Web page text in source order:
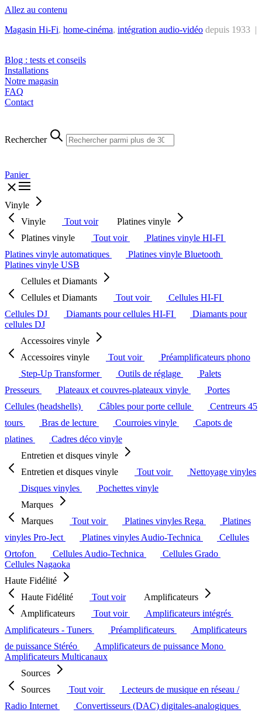
Allez au contenu
Magasin Hi-Fi, home-cinéma, intégration audio-vidéo depuis 1933 |
Blog : tests et conseils
Installations
Notre magasin
FAQ
Contact
Rechercher
Panier
Vinyle
Vinyle
Tout voir
Platines vinyle
Platines vinyle
Tout voir
Platines vinyle HI-FI
Platines vinyle automatiques
Platines vinyle Bluetooth
Platines vinyle USB
Cellules et Diamants
Cellules et Diamants
Tout voir
Cellules HI-FI
Cellules DJ
Diamants pour cellules HI-FI
Diamants pour
cellules DJ
Accessoires vinyle
Accessoires vinyle
Tout voir
Préamplificateurs phono
Step-Up Transformer
Outils de réglage
Palets
Presseurs
Plateaux et couvres-plateaux vinyle
Portes
Cellules (headshells)
Câbles pour porte cellule
Centreurs 45
tours
Bras de lecture Courroies vinyle
Capots de
platines
Cadres déco vinyle
Entretien et disques vinyle
Entretien et disques vinyle
Tout voir
Nettoyage vinyles
Disques vinyles
Pochettes vinyle
Marques
Marques
Tout voir Platines vinyles Rega
Platines
vinyles Pro-Ject
Platines vinyles Audio-Technica
Cellules
Ortofon
Cellules Audio-Technica
Cellules Grado
Cellules Nagaoka
Haute Fidélité
Haute Fidélité
Tout voir
Amplificateurs
Amplificateurs
Tout voir
Amplificateurs intégrés
Amplificateurs - Tuners
Préamplificateurs
Amplificateurs
de puissance Stéréo
Amplificateurs de puissance Mono
Amplificateurs Multicanaux
Sources
Sources
Tout voir
Lecteurs de musique en réseau /
Radio Internet
Convertisseurs (DAC) digitales-analogiques